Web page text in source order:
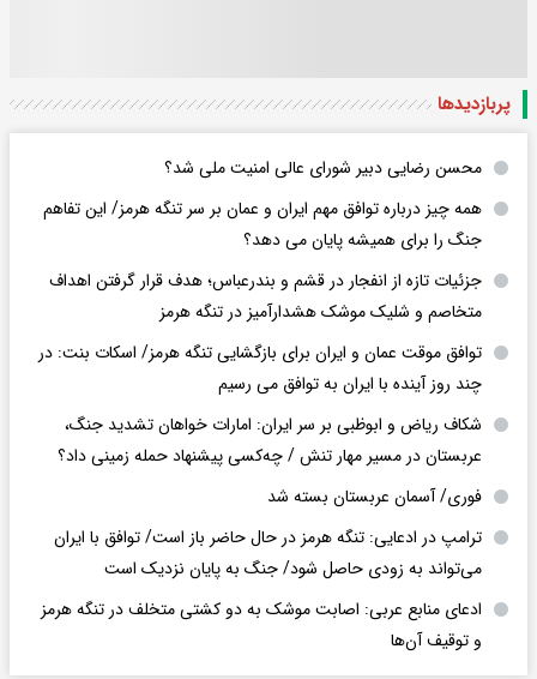
پربازدید‌ها
محسن رضایی دبیر شورای عالی امنیت ملی شد؟
همه چیز درباره توافق مهم ایران و عمان بر سر تنگه هرمز/ این تفاهم
جنگ را برای همیشه پایان می دهد؟
جزئیات تازه از انفجار در قشم و بندرعباس؛ هدف قرار گرفتن اهداف
متخاصم و شلیک موشک هشدارآمیز در تنگه هرمز
توافق موقت عمان و ایران برای بازگشایی تنگه هرمز/ اسکات بنت: در
چند روز آینده با ایران به توافق می رسیم
شکاف ریاض و ابوظبی بر سر ایران: امارات خواهان تشدید جنگ،
عربستان در مسیر مهار تنش / چه‌کسی پیشنهاد حمله زمینی داد؟
فوری/ آسمان عربستان بسته شد
ترامپ در ادعایی: تنگه هرمز در حال حاضر باز است/ توافق با ایران
می‌تواند به‌ زودی حاصل شود/ جنگ به پایان نزدیک است
ادعای منابع عربی: اصابت موشک به دو کشتی متخلف در تنگه هرمز
و توقیف آن‌ها